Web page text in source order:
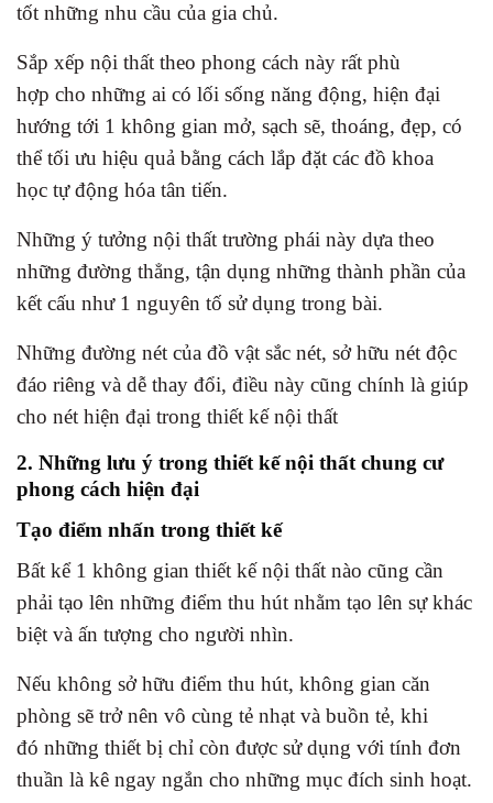
tốt những nhu cầu của gia chủ.
Sắp xếp nội thất theo phong cách này rất phù
hợp cho những ai có lối sống năng động, hiện đại
hướng tới 1 không gian mở, sạch sẽ, thoáng, đẹp, có
thể tối ưu hiệu quả bằng cách lắp đặt các đồ khoa
học tự động hóa tân tiến.
Những ý tưởng nội thất trường phái này dựa theo
những đường thẳng, tận dụng những thành phần của
kết cấu như 1 nguyên tố sử dụng trong bài.
Những đường nét của đồ vật sắc nét, sở hữu nét độc
đáo riêng và dễ thay đổi, điều này cũng chính là giúp
cho nét hiện đại trong thiết kế nội thất
2. Những lưu ý trong thiết kế nội thất chung cư
phong cách hiện đại
Tạo điểm nhấn trong thiết kế
Bất kể 1 không gian thiết kế nội thất nào cũng cần
phải tạo lên những điểm thu hút nhằm tạo lên sự khác
biệt và ấn tượng cho người nhìn.
Nếu không sở hữu điểm thu hút, không gian căn
phòng sẽ trở nên vô cùng tẻ nhạt và buồn tẻ, khi
đó những thiết bị chỉ còn được sử dụng với tính đơn
thuần là kê ngay ngắn cho những mục đích sinh hoạt.